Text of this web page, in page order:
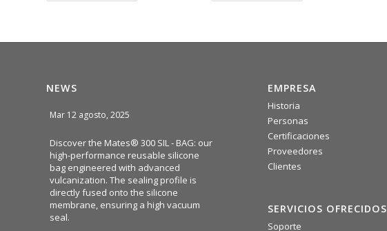
NEWS
Mar 12 agosto, 2025
Discover the Mates® 300 SIL - BAG: our
high-performance reusable silicone
bag engineered with advanced
vulcanization. The sealing profile is
directly fused onto the silicone
membrane, ensuring a high vacuum
seal.
EMPRESA
Historia
Personas
Certificaciones
Proveedores
Clientes
SERVICIOS OFRECIDOS
Soporte